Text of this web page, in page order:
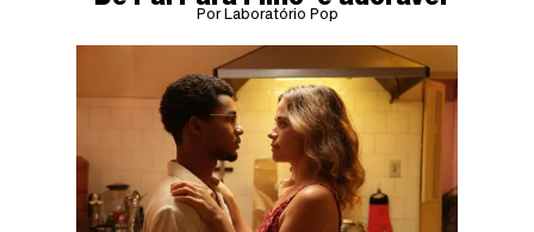
Por Laboratório Pop